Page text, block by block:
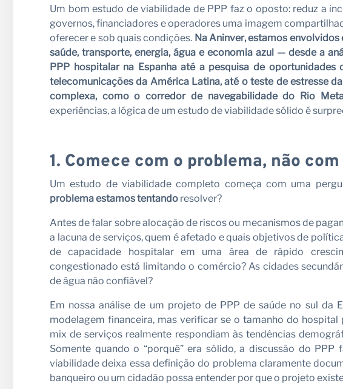
Notícias
Um bom estudo de viabilidade de PPP faz o oposto: reduz a
governos, financiadores e operadores uma imagem
oferecer e sob quais condições. NaAninver, estamos envolvidos
saúde, transporte, energia, água e economia azul— desde a
PPP hospitalar na Espanha até a pesquisa de oportunidades
telecomunicações da América Latina, até o teste de estresse
complexa, comoo corredor de navegabilidade do Rio
experiências, a lógica de um estudo de viabilidade sólido é
1. Comece com o problema, não com
Um estudo de viabilidade completo começa com uma
problema estamos tentando resolver?
Antes de falar sobre alocação de riscos ou mecanismos de
a lacuna de serviços, quem é afetado e quais objetivos de
de capacidade hospitalar em uma área de rápido
congestionado está limitando o comércio? As cidades
de água não confiável?
Em nossa análise de um projeto de PPP de saúde no sul da
modelagem financeira, mas verificar se o tamanho do
mix de serviços realmente respondiam às tendências
Somente quando o “porquê” era sólido, a discussão do
viabilidade deixa essa definição do problema claramente
banqueiro ou um cidadão possa entender por que o projeto